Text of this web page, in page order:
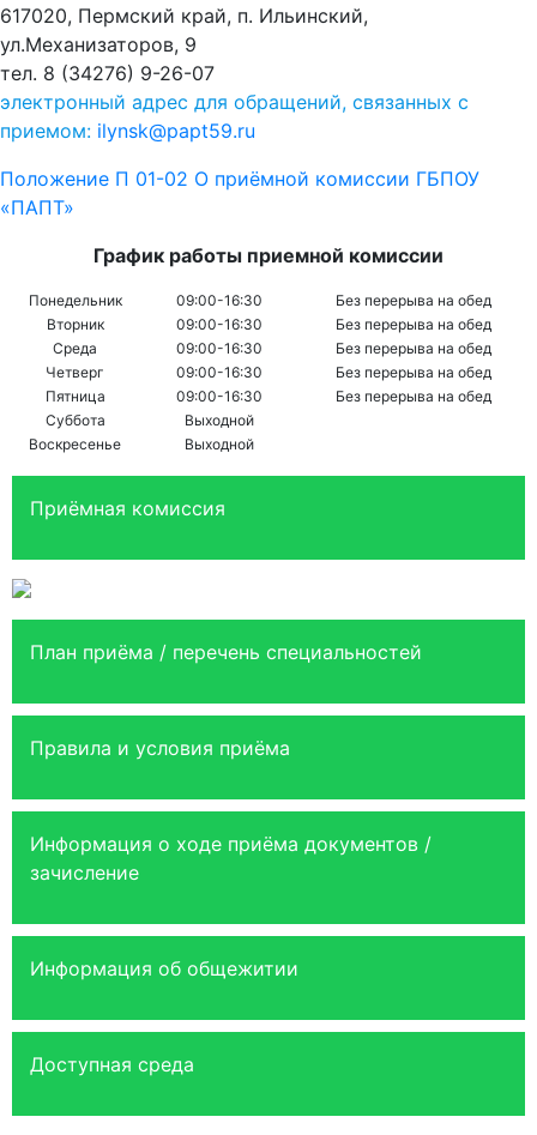
617020, Пермский край, п. Ильинский,
ул.Механизаторов, 9
тел. 8 (34276) 9-26-07
электронный адрес для обращений, связанных с
приемом: ilynsk@papt59.ru
Положение П 01-02 О приёмной комиссии ГБПОУ
«ПАПТ»
График работы приемной комиссии
Понедельник 09:00-16:30
Без перерыва на обед
Вторник
09:00-16:30
Без перерыва на обед
Среда
09:00-16:30
Без перерыва на обед
Четверг
09:00-16:30
Без перерыва на обед
Пятница
09:00-16:30
Без перерыва на обед
Суббота
Выходной
Воскресенье
Выходной
Приёмная комиссия
План приёма / перечень специальностей
Правила и условия приёма
Информация о ходе приёма документов /
зачисление
Информация об общежитии
Доступная среда